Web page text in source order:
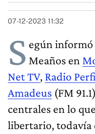
07-12-2023 11:32
S egún
Meaños en
Net TV, Radio
Amadeus (FM
centrales en lo
libertario, todavía